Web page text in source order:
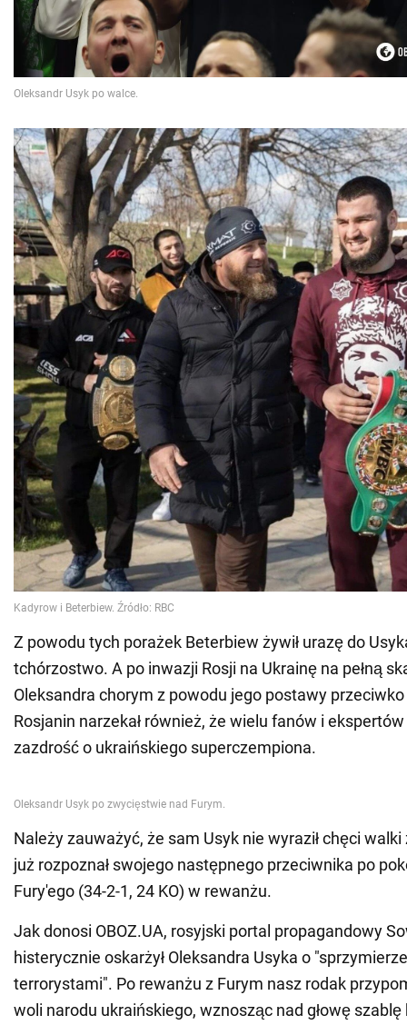
Z powodu tych porażek Beterbiew żywił urazę do
tchórzostwo. A po inwazji Rosji na Ukrainę na pełną
Oleksandra chorym z powodu jego postawy
Rosjanin narzekał również, że wielu fanów i
zazdrość o ukraińskiego superczempiona.
Należy zauważyć, że sam Usyk nie wyraził chęci
już rozpoznał swojego następnego przeciwnika po
Fury'ego (34-2-1, 24 KO) w rewanżu.
Jak donosi OBOZ.UA, rosyjski portal propagandowy
histerycznie oskarżył Oleksandra Usyka o
terrorystami". Po rewanżu z Furym nasz rodak
woli narodu ukraińskiego, wznosząc nad głowę